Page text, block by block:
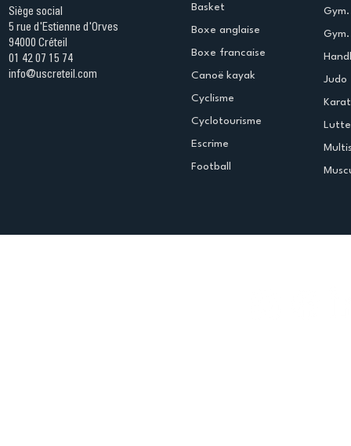
Siège social
5 rue d'Estienne d'Orves
94000 Créteil
01 42 07 15 74
info@uscreteil.com
Basket
Boxe anglaise
Boxe francaise
Canoë kayak
Cyclisme
Cyclotourisme
Escrime
Football
Judo
Lutte